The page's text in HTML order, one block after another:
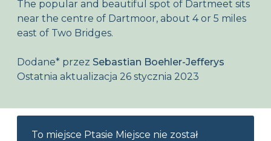
O Birdingplaces
Sklep internetowy
Home
The popular and beautiful spot of Dartmeet sits
near the centre of Dartmoor, about 4 or 5 miles
east of Two Bridges.
Dodane* przez Sebastian Boehler-Jefferys
Ostatnia aktualizacja 26 stycznia 2023
To miejsce Ptasie Miejsce nie został